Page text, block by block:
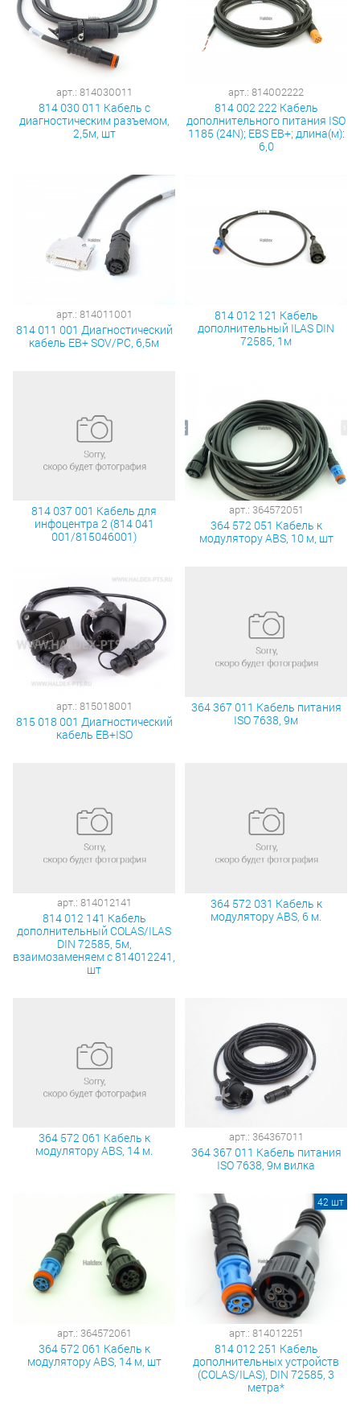
арт.: 814030011
814 030 011 Кабель с
диагностическим разъемом,
2,5м, шт
арт.: 814002222
814 002 222 Кабель
дополнительного питания ISO
1185 (24N); EBS EB+; длина(м):
6,0
арт.: 814011001
814 011 001 Диагностический
кабель EB+ SOV/PC, 6,5м
814 012 121 Кабель
дополнительный ILAS DIN
72585, 1м
814 037 001 Кабель для
инфоцентра 2 (814 041
001/815046001)
арт.: 364572051
364 572 051 Кабель к
модулятору ABS, 10 м, шт
арт.: 815018001
815 018 001 Диагностический
кабель EB+ISO
364 367 011 Кабель питания
ISO 7638, 9м
арт.: 814012141
814 012 141 Кабель
дополнительный COLAS/ILAS
DIN 72585, 5м,
взаимозаменяем с 814012241,
шт
364 572 031 Кабель к
модулятору ABS, 6 м.
364 572 061 Кабель к
модулятору ABS, 14 м.
арт.: 364367011
364 367 011 Кабель питания
ISO 7638, 9м вилка
арт.: 364572061
364 572 061 Кабель к
модулятору ABS, 14 м, шт
арт.: 814012251
814 012 251 Кабель
дополнительных устройств
(COLAS/ILAS), DIN 72585, 3
метра*
42 шт